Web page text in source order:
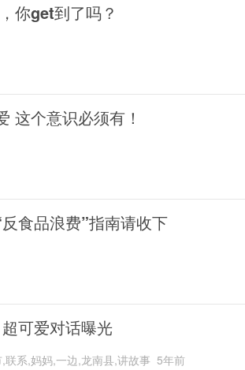
你get到了吗？
这个意识必须有！
食品浪费”指南请收下
可爱对话曝光
系,妈妈,一边,龙南县,讲故事 5年前